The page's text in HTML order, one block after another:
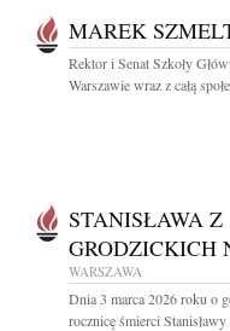
MAREK
Rektor i Senat Szkoły
Warszawie wraz z całą
STANISŁAWA Z
GRODZICKICH
WARSZAWA
Dnia 3 marca 2026 roku o
rocznicę śmierci